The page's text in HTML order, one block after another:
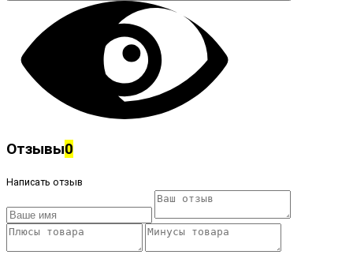
Отзывы0
Написать отзыв